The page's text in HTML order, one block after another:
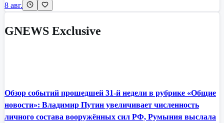
8 авг.
GNEWS Exclusive
Обзор событий прошедшей 31-й недели в рубрике «Общие
новости»: Владимир Путин увеличивает численность
личного состава вооружённых сил РФ, Румыния выслала